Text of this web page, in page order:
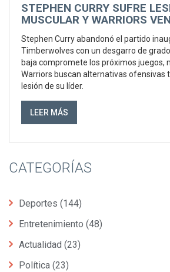
STEPHEN CURRY SUFRE
MUSCULAR Y WARRIORS
Stephen Curry abandonó el partido
Timberwolves con un desgarro de
baja compromete los próximos juegos,
Warriors buscan alternativas ofensivas
lesión de su líder.
LEER MÁS
CATEGORÍAS
Deportes (144)
Entretenimiento (48)
Actualidad (23)
Política (23)